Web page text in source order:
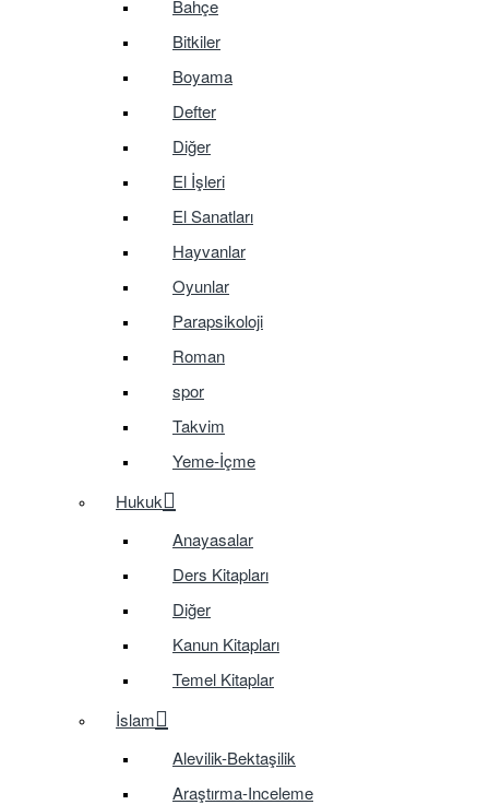
Bahçe
Bitkiler
Boyama
Defter
Diğer
El İşleri
El Sanatları
Hayvanlar
Oyunlar
Parapsikoloji
Roman
spor
Takvim
Yeme-İçme
Hukuk
Anayasalar
Ders Kitapları
Diğer
Kanun Kitapları
Temel Kitaplar
İslam
Alevilik-Bektaşilik
Araştırma-Inceleme